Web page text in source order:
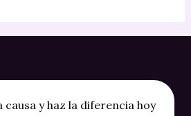
y haz la diferencia hoy